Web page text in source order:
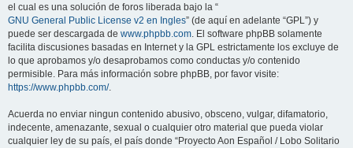
el cual es una solución de foros liberada bajo la “
GNU General Public License v2 en Ingles” (de aquí en adelante “GPL”) y
puede ser descargada de www.phpbb.com. El software phpBB solamente
facilita discusiones basadas en Internet y la GPL estrictamente los excluye de
lo que aprobamos y/o desaprobamos como conductas y/o contenido
permisible. Para más información sobre phpBB, por favor visite:
https://www.phpbb.com/.
Acuerda no enviar ningun contenido abusivo, obsceno, vulgar, difamatorio,
indecente, amenazante, sexual o cualquier otro material que pueda violar
cualquier ley de su país, el país donde “Proyecto Aon Español / Lobo Solitario